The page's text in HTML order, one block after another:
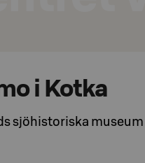
i Kotka
sjöhistoriska